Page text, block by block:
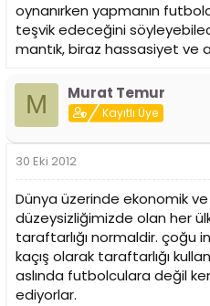
oynanırken yapmanın
teşvik edeceğini
mantık, biraz hassasiyet ve
M Murat Temur
Kayıtlı Üye
30 Eki 2012
Dünya üzerinde ekonomik ve
düzeysizliğimizde olan her
taraftarlığı normaldir. çoğu
kaçış olarak taraftarlığı
aslında futbolculara değil
ediyorlar.